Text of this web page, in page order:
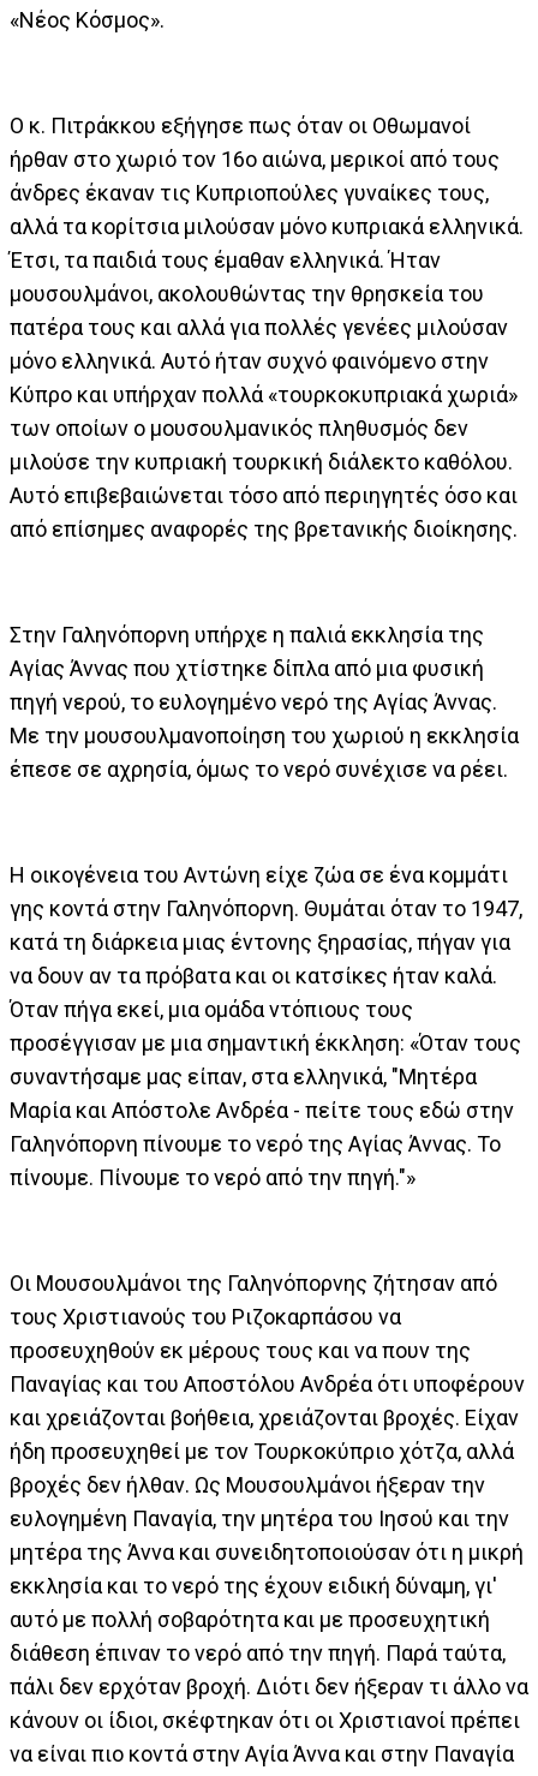
«Νέος Κόσμος».
Ο κ. Πιτράκκου εξήγησε πως όταν οι Οθωμανοί
ήρθαν στο χωριό τον 16ο αιώνα, μερικοί από τους
άνδρες έκαναν τις Κυπριοπούλες γυναίκες τους,
αλλά τα κορίτσια μιλούσαν μόνο κυπριακά ελληνικά.
Έτσι, τα παιδιά τους έμαθαν ελληνικά. Ήταν
μουσουλμάνοι, ακολουθώντας την θρησκεία του
πατέρα τους και αλλά για πολλές γενέες μιλούσαν
μόνο ελληνικά. Αυτό ήταν συχνό φαινόμενο στην
Κύπρο και υπήρχαν πολλά «τουρκοκυπριακά χωριά»
των οποίων ο μουσουλμανικός πληθυσμός δεν
μιλούσε την κυπριακή τουρκική διάλεκτο καθόλου.
Αυτό επιβεβαιώνεται τόσο από περιηγητές όσο και
από επίσημες αναφορές της βρετανικής διοίκησης.
Στην Γαληνόπορνη υπήρχε η παλιά εκκλησία της
Αγίας Άννας που χτίστηκε δίπλα από μια φυσική
πηγή νερού, το ευλογημένο νερό της Αγίας Άννας.
Με την μουσουλμανοποίηση του χωριού η εκκλησία
έπεσε σε αχρησία, όμως το νερό συνέχισε να ρέει.
Η οικογένεια του Αντώνη είχε ζώα σε ένα κομμάτι
γης κοντά στην Γαληνόπορνη. Θυμάται όταν το 1947,
κατά τη διάρκεια μιας έντονης ξηρασίας, πήγαν για
να δουν αν τα πρόβατα και οι κατσίκες ήταν καλά.
Όταν πήγα εκεί, μια ομάδα ντόπιους τους
προσέγγισαν με μια σημαντική έκκληση: «Όταν τους
συναντήσαμε μας είπαν, στα ελληνικά, "Μητέρα
Μαρία και Απόστολε Ανδρέα - πείτε τους εδώ στην
Γαληνόπορνη πίνουμε το νερό της Αγίας Άννας. Το
πίνουμε. Πίνουμε το νερό από την πηγή."»
Οι Μουσουλμάνοι της Γαληνόπορνης ζήτησαν από
τους Χριστιανούς του Ριζοκαρπάσου να
προσευχηθούν εκ μέρους τους και να πουν της
Παναγίας και του Αποστόλου Ανδρέα ότι υποφέρουν
και χρειάζονται βοήθεια, χρειάζονται βροχές. Είχαν
ήδη προσευχηθεί με τον Τουρκοκύπριο χότζα, αλλά
βροχές δεν ήλθαν. Ως Μουσουλμάνοι ήξεραν την
ευλογημένη Παναγία, την μητέρα του Ιησού και την
μητέρα της Άννα και συνειδητοποιούσαν ότι η μικρή
εκκλησία και το νερό της έχουν ειδική δύναμη, γι'
αυτό με πολλή σοβαρότητα και με προσευχητική
διάθεση έπιναν το νερό από την πηγή. Παρά ταύτα,
πάλι δεν ερχόταν βροχή. Διότι δεν ήξεραν τι άλλο να
κάνουν οι ίδιοι, σκέφτηκαν ότι οι Χριστιανοί πρέπει
να είναι πιο κοντά στην Αγία Άννα και στην Παναγία